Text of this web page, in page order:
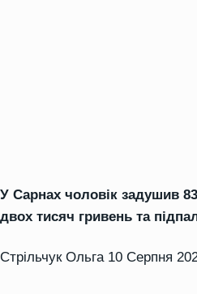
У Сарнах чоловік задушив
двох тисяч гривень та
Стрільчук Ольга 10 Серпня